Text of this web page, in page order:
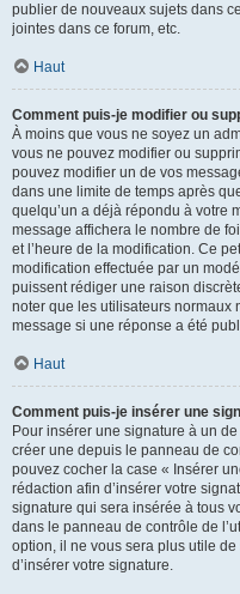
publier de nouveaux sujets dans
jointes dans ce forum, etc.
Haut
Comment puis-je modifier ou
À moins que vous ne soyez un
vous ne pouvez modifier ou
pouvez modifier un de vos
dans une limite de temps après
quelqu’un a déjà répondu à votre
message affichera le nombre de
et l’heure de la modification. Ce
modification effectuée par un
puissent rédiger une raison
noter que les utilisateurs normaux
message si une réponse a été
Haut
Comment puis-je insérer une
Pour insérer une signature à un
créer une depuis le panneau de
pouvez cocher la case « Insérer
rédaction afin d’insérer votre
signature qui sera insérée à tous
dans le panneau de contrôle de
option, il ne vous sera plus utile
d’insérer votre signature.